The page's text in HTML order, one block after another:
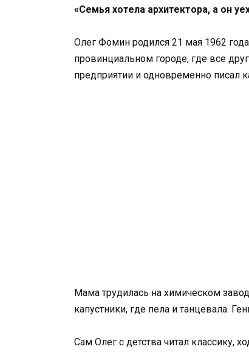
«Семья хотела архитектора, а он
Олег Фомин родился 21 мая 1962
провинциальном городе, где все
предприятии и одновременно
Мама трудилась на химическом
капустники, где пела и танцевала.
Сам Олег с детства читал классику,